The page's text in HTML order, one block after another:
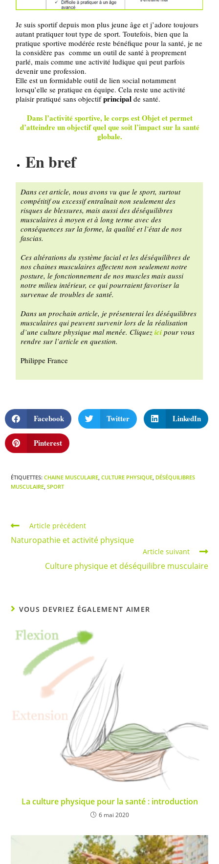
Je suis sportif depuis mon plus jeune âge et j’adore toujours
autant pratiquer tout type de sport. Toutefois, bien que la
pratique sportive modérée reste bénéfique pour la santé, je ne
la considère pas comme un outil de santé à proprement
parlé, mais comme une activité ludique qui peut parfois
devenir une profession.
Elle est un formidable outil de lien social notamment
lorsqu’elle se pratique en équipe. Cela reste une activité
plaisir pratiqué sans objectifprincipal de santé.
Dans l’activité sportive, le corps est Objet et permet
d’atteindre un objectif quel que soit l’impact sur la santé
globale.
En bref
Dans cet article, nous avons vu que le sport, surtout
compétitif ou excessif entraînait non seulement des
risques de blessures, mais aussi des déséquilibres
musculaires à moyen et à long terme avec des
conséquences sur la forme, la qualité et l’état de nos
fascias.
Ces altérations du système facial et les déséquilibres de
nos chaines musculaires affectent non seulement notre
posture, le fonctionnement de nos muscles mais aussi
notre milieu intérieur, ce qui pourraient favoriser la
survenue de troubles de santé.
Dans un prochain article, je présenterai les déséquilibres
musculaires qui peuvent survenir lors de la réalisation
d’une culture physique mal menée. Cliquezici pour vous
rendre sur l’article en question.
Philippe France
Facebook Twitter LinkedIn
Pinterest
ÉTIQUETTES:CHAINE MUSCULAIRE CULTURE PHYSIQUE DÉSÉQUILIBRES
MUSCULAIRE SPORT
Article précédent
Naturopathie et activité physique
Article suivant
Culture physique et déséquilibre musculaire
VOUS DEVRIEZ ÉGALEMENT AIMER
La culture physique pour la santé : introduction
6 mai 2020